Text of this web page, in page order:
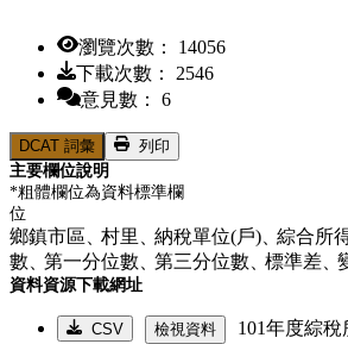
瀏覽次數： 14056
下載次數： 2546
意見數： 6
DCAT 詞彙
列印
主要欄位說明
*粗體欄位為資料標準欄
位
鄉鎮市區、村里、納稅單位(戶)、綜合所
數、第一分位數、第三分位數、標準差、
資料資源下載網址
CSV 檢視資料
101年度綜